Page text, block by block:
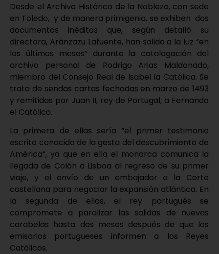
Desde el Archivo Histórico de la Nobleza, con sede
en Toledo, y de manera primigenia, se exhiben dos
documentos inéditos que, según detalló su
directora, Aránzazu Lafuente, han salido a la luz “en
los últimos meses” durante la catalogación del
archivo personal de Rodrigo Arias Maldonado,
miembro del Consejo Real de Isabel la Católica. Se
trata de sendas cartas fechadas en marzo de 1493
y remitidas por Juan II, rey de Portugal, a Fernando
el Católico.
La primera de ellas sería “el primer testimonio
escrito conocido de la gesta del descubrimiento de
América”, ya que en ella el monarca comunica la
llegada de Colón a Lisboa al regreso de su primer
viaje, y el envío de un embajador a la Corte
castellana para negociar la expansión atlántica. En
la segunda de ellas, el rey portugués se
compromete a paralizar las salidas de nuevas
carabelas hasta dos meses después de que los
emisarios portugueses informen a los Reyes
Católicos.